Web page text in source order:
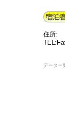
住所:
データー